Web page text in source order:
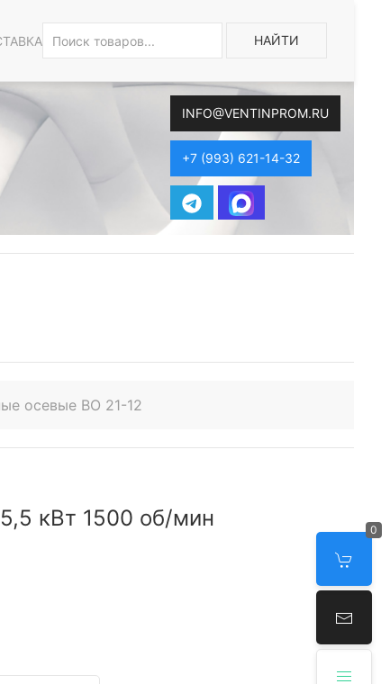
НАЙТИ
INFO@VENTINPROM.RU
+7 (993) 621-14-32
0
осевые ВО 21-12
кВт 1500 об/мин